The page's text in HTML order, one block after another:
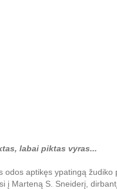
labai piktas vyras...
aptikęs ypatingą žudiko
į Marteną S. Sneiderį,